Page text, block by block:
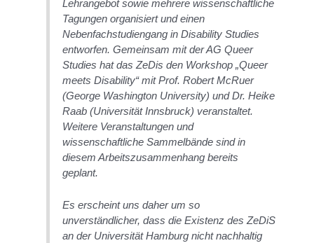
Lehrangebot sowie mehrere wissenschaftliche
Tagungen organisiert und einen
Nebenfachstudiengang in Disability Studies
entworfen. Gemeinsam mit der AG Queer
Studies hat das ZeDis den Workshop „Queer
meets Disability“ mit Prof. Robert McRuer
(George Washington University) und Dr. Heike
Raab (Universität Innsbruck) veranstaltet.
Weitere Veranstaltungen und
wissenschaftliche Sammelbände sind in
diesem Arbeitszusammenhang bereits
geplant.
Es erscheint uns daher um so
unverständlicher, dass die Existenz des ZeDiS
an der Universität Hamburg nicht nachhaltig